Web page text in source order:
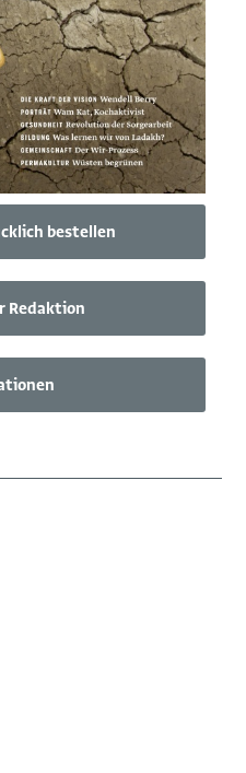
bestellen
Redaktion